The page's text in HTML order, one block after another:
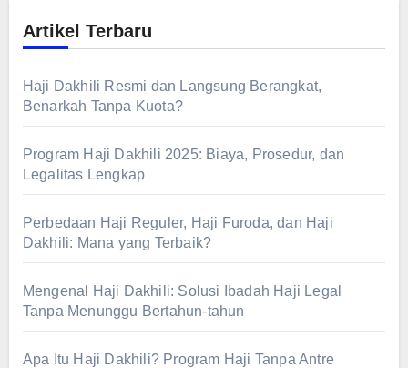
Artikel Terbaru
Haji Dakhili Resmi dan Langsung Berangkat,
Benarkah Tanpa Kuota?
Program Haji Dakhili 2025: Biaya, Prosedur, dan
Legalitas Lengkap
Perbedaan Haji Reguler, Haji Furoda, dan Haji
Dakhili: Mana yang Terbaik?
Mengenal Haji Dakhili: Solusi Ibadah Haji Legal
Tanpa Menunggu Bertahun-tahun
Apa Itu Haji Dakhili? Program Haji Tanpa Antre